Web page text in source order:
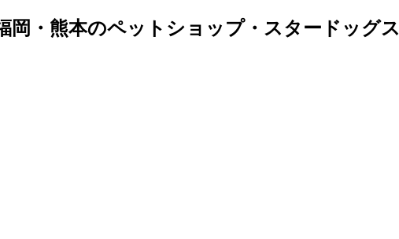
岡・熊本のペットショップ・スタードッグス